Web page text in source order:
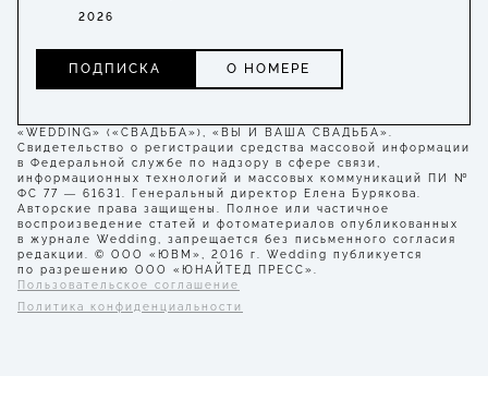
2026
ПОДПИСКА О НОМЕРЕ
«WEDDING» («СВАДЬБА»), «ВЫ И ВАША СВАДЬБА».
Свидетельство о регистрации средства массовой информации
в Федеральной службе по надзору в сфере связи,
информационных технологий и массовых коммуникаций ПИ №
ФС 77 — 61631. Генеральный директор Елена Бурякова.
Авторские права защищены. Полное или частичное
воспроизведение статей и фотоматериалов опубликованных
в журнале Wedding, запрещается без письменного согласия
редакции. © ООО «ЮВМ», 2016 г. Wedding публикуется
по разрешению ООО «ЮНАЙТЕД ПРЕСС».
Пользовательское соглашение
Политика конфиденциальности